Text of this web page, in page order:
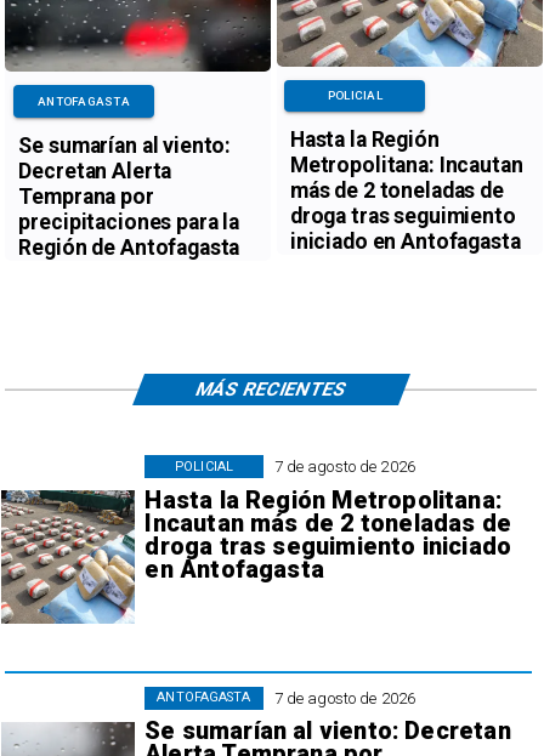
Se sumarían al viento:
Decretan Alerta
Temprana por
precipitaciones para la
Región de Antofagasta
ANTOFAGASTA
Hasta la Región
Metropolitana: Incautan
más de 2 toneladas de
droga tras seguimiento
iniciado en Antofagasta
POLICIAL
7 de agosto de 2026
Hasta la Región Metropolitana:
Incautan más de 2 toneladas de
droga tras seguimiento iniciado
en Antofagasta
POLICIAL
7 de agosto de 2026
Se sumarían al viento: Decretan
ANTOFAGASTA
MÁS RECIENTES